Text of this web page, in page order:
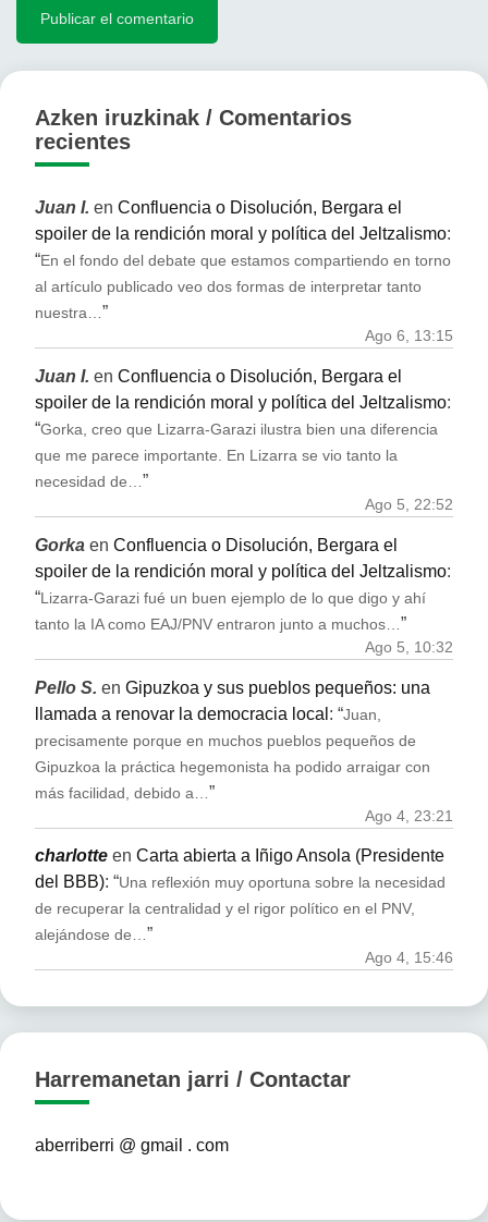
Azken iruzkinak / Comentarios
recientes
Juan I. en Confluencia o Disolución, Bergara el
spoiler de la rendición moral y política del Jeltzalismo:
“En el fondo del debate que estamos compartiendo en torno
al artículo publicado veo dos formas de interpretar tanto
nuestra…”
Ago 6, 13:15
Juan I. en Confluencia o Disolución, Bergara el
spoiler de la rendición moral y política del Jeltzalismo:
“Gorka, creo que Lizarra-Garazi ilustra bien una diferencia
que me parece importante. En Lizarra se vio tanto la
necesidad de…”
Ago 5, 22:52
Gorka en Confluencia o Disolución, Bergara el
spoiler de la rendición moral y política del Jeltzalismo:
“ Lizarra-Garazi fué un buen ejemplo de lo que digo y ahí
tanto la IA como EAJ/PNV entraron junto a muchos… ”
Ago 5, 10:32
Pello S. en Gipuzkoa y sus pueblos pequeños: una
llamada a renovar la democracia local : “Juan,
precisamente porque en muchos pueblos pequeños de
Gipuzkoa la práctica hegemonista ha podido arraigar con
más facilidad, debido a… ”
Ago 4, 23:21
charlotte en Carta abierta a Iñigo Ansola (Presidente
del BBB): “Una reflexión muy oportuna sobre la necesidad
de recuperar la centralidad y el rigor político en el PNV,
alejándose de…”
Ago 4, 15:46
Harremanetan jarri / Contactar
aberriberri @ gmail . com